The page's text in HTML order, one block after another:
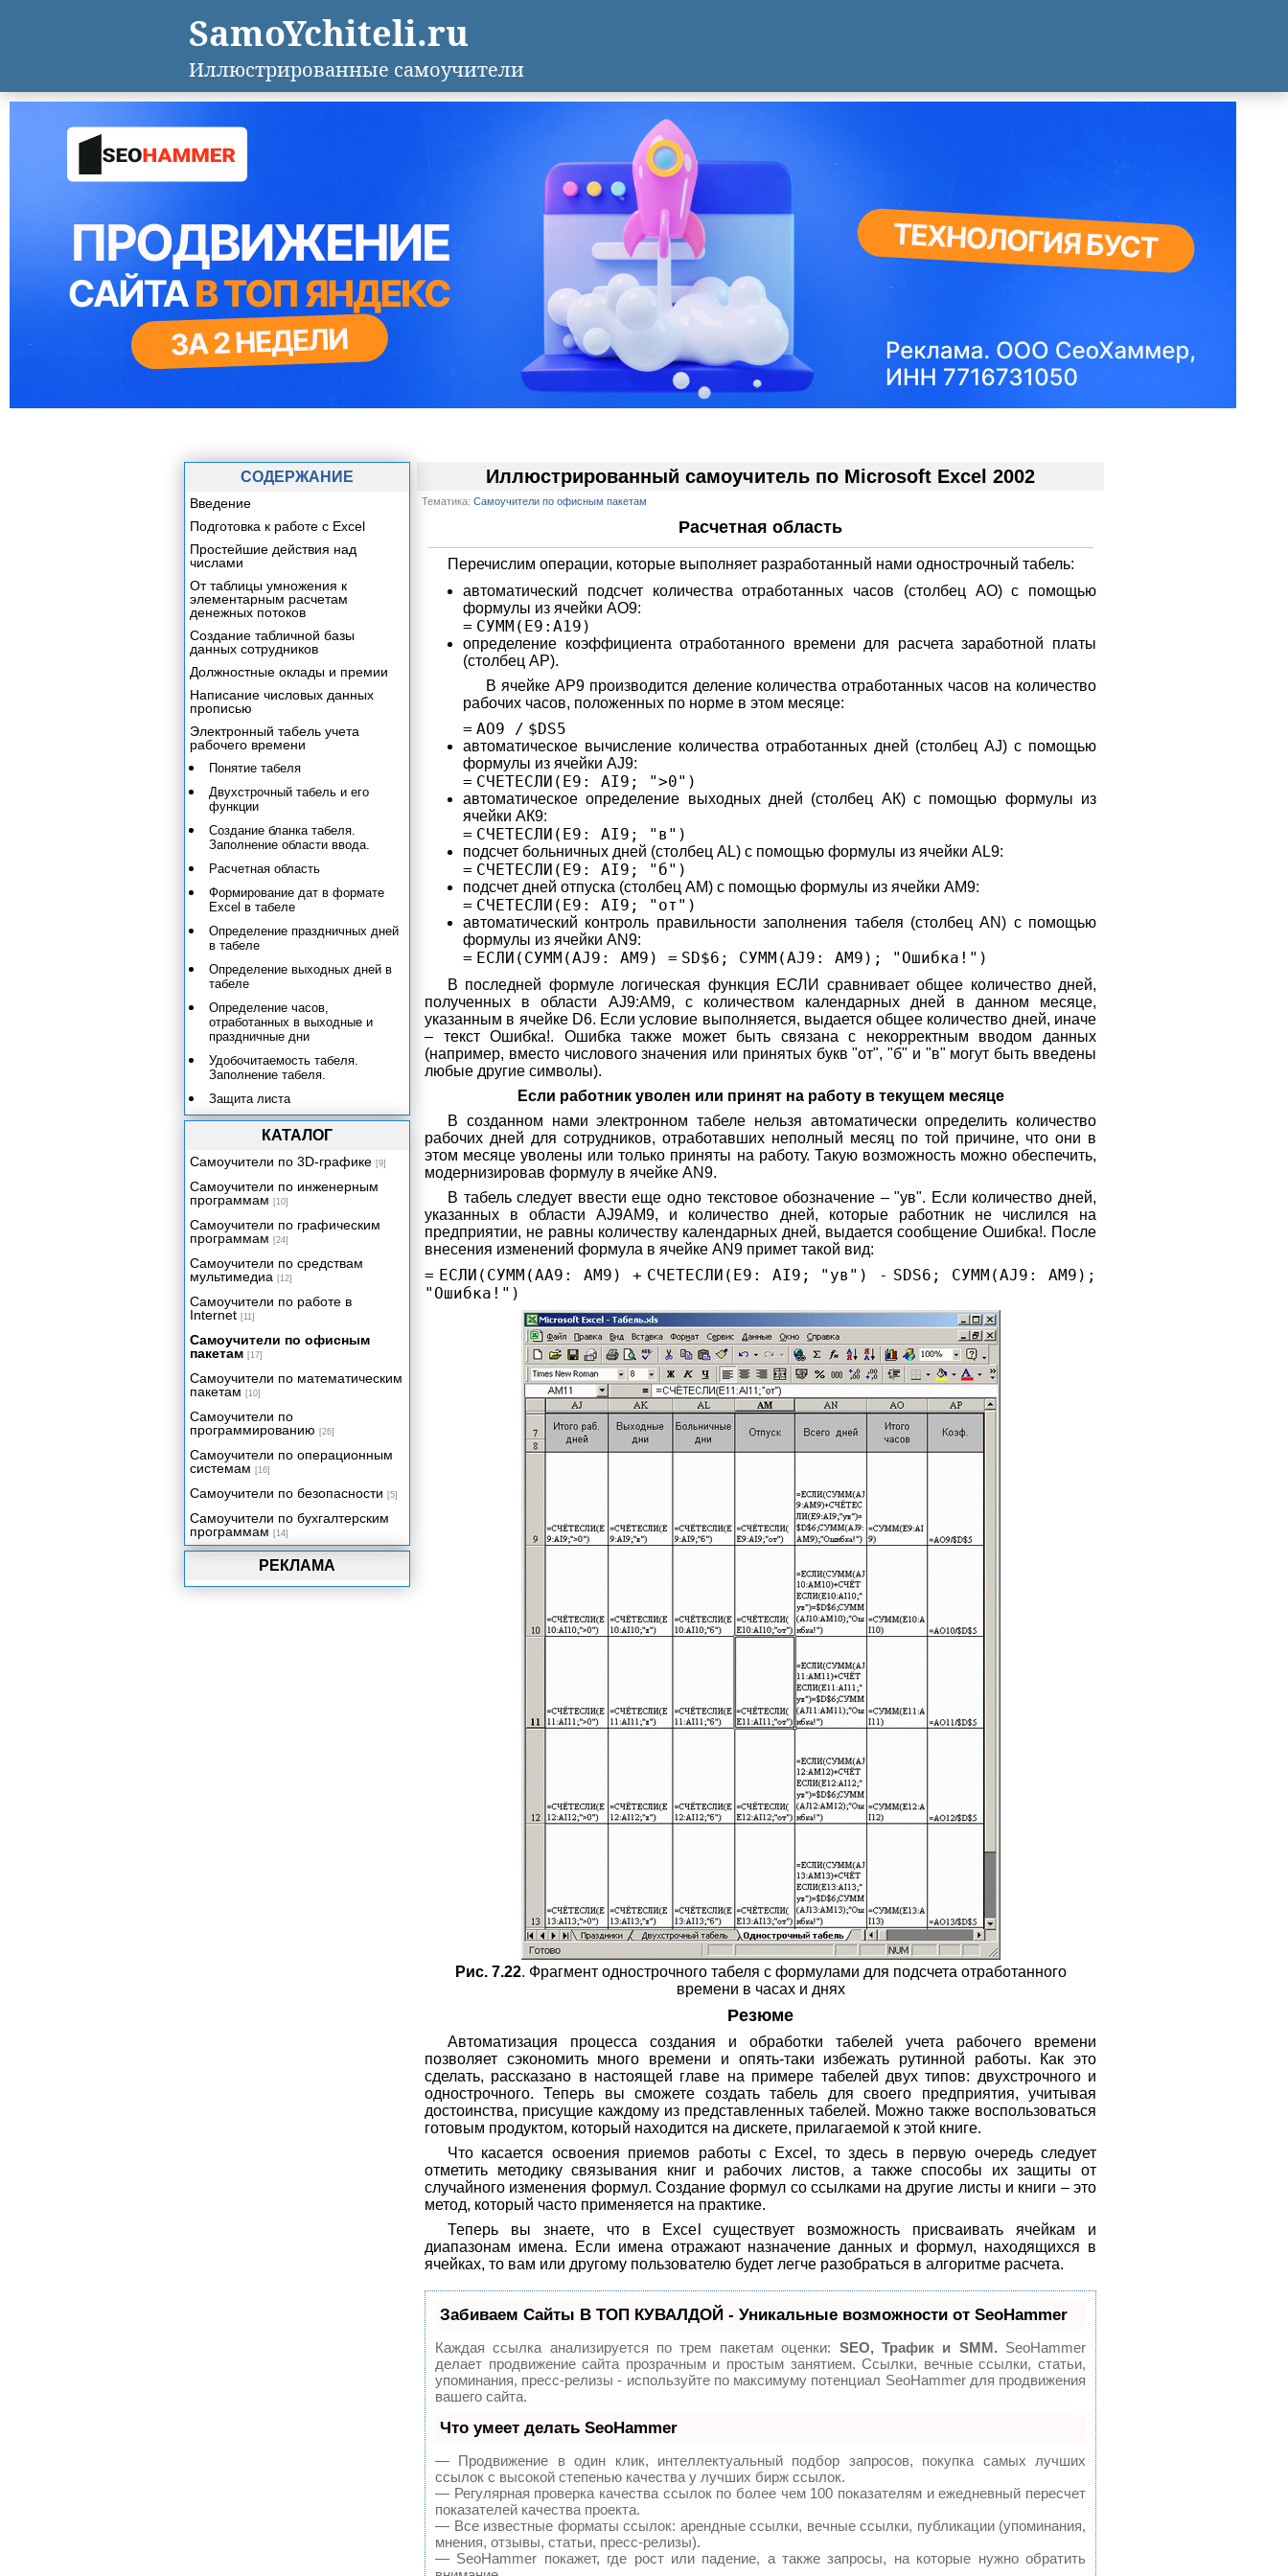
Иллюстрированный самоучитель по Microsoft Excel 2002
Тематика: Самоучители по офисным пакетам
Расчетная область
Перечислим операции, которые выполняет разработанный нами однострочный табель:
автоматический подсчет количества отработанных часов (столбец АО) с помощью
формулы из ячейки АО9:
= СУММ(E9:A19)
определение коэффициента отработанного времени для расчета заработной платы
(столбец АР).
В ячейке АР9 производится деление количества отработанных часов на количество
рабочих часов, положенных по норме в этом месяце:
= AO9 / $DS5
автоматическое вычисление количества отработанных дней (столбец AJ) с помощью
формулы из ячейки AJ9:
= СЧЕТЕСЛИ(E9: AI9; ">0" )
автоматическое определение выходных дней (столбец АК) с помощью формулы из
ячейки АК9:
= СЧЕТЕСЛИ(E9: AI9; "в" )
подсчет больничных дней (столбец AL) с помощью формулы из ячейки AL9:
= СЧЕТЕСЛИ(E9: AI9; "б" )
подсчет дней отпуска (столбец AM) с помощью формулы из ячейки АМ9:
= СЧЕТЕСЛИ(E9: AI9; "от" )
автоматический контроль правильности заполнения табеля (столбец AN) с помощью
формулы из ячейки AN9:
= ЕСЛИ(СУММ(AJ9: AM9) = SD$6 ; СУММ(AJ9: AM9); "Ошибка!" )
В последней формуле логическая функция ЕСЛИ сравнивает общее количество дней,
полученных в области AJ9:AM9, с количеством календарных дней в данном месяце,
указанным в ячейке D6. Если условие выполняется, выдается общее количество дней, иначе
– текст Ошибка!. Ошибка также может быть связана с некорректным вводом данных
(например, вместо числового значения или принятых букв "от", "б" и "в" могут быть введены
любые другие символы).
Если работник уволен или принят на работу в текущем месяце
В созданном нами электронном табеле нельзя автоматически определить количество
рабочих дней для сотрудников, отработавших неполный месяц по той причине, что они в
этом месяце уволены или только приняты на работу. Такую возможность можно обеспечить,
модернизировав формулу в ячейке AN9.
В табель следует ввести еще одно текстовое обозначение – "ув". Если количество дней,
указанных в области AJ9AM9, и количество дней, которые работник не числился на
предприятии, не равны количеству календарных дней, выдается сообщение Ошибка!. После
внесения изменений формула в ячейке AN9 примет такой вид:
= ЕСЛИ(СУММ(AA9: AM9) + СЧЕТЕСЛИ(E9: AI9; "ув" ) - SDS6; СУММ(AJ9: AM9);
"Ошибка!" )
Рис. 7.22. Фрагмент однострочного табеля с формулами для подсчета отработанного
времени в часах и днях
Резюме
Автоматизация процесса создания и обработки табелей учета рабочего времени
позволяет сэкономить много времени и опять-таки избежать рутинной работы. Как это
сделать, рассказано в настоящей главе на примере табелей двух типов: двухстрочного и
однострочного. Теперь вы сможете создать табель для своего предприятия, учитывая
достоинства, присущие каждому из представленных табелей. Можно также воспользоваться
готовым продуктом, который находится на дискете, прилагаемой к этой книге.
Что касается освоения приемов работы с Excel, то здесь в первую очередь следует
отметить методику связывания книг и рабочих листов, а также способы их защиты от
случайного изменения формул. Создание формул со ссылками на другие листы и книги – это
метод, который часто применяется на практике.
Теперь вы знаете, что в Excel существует возможность присваивать ячейкам и
диапазонам имена. Если имена отражают назначение данных и формул, находящихся в
ячейках, то вам или другому пользователю будет легче разобраться в алгоритме расчета.
Забиваем Сайты В ТОП КУВАЛДОЙ - Уникальные возможности от SeoHammer
Каждая ссылка анализируется по трем пакетам оценки: SEO, Трафик и SMM. SeoHammer
делает продвижение сайта прозрачным и простым занятием. Ссылки, вечные ссылки, статьи,
упоминания, пресс-релизы - используйте по максимуму потенциал SeoHammer для продвижения
вашего сайта.
Что умеет делать SeoHammer
— Продвижение в один клик, интеллектуальный подбор запросов, покупка самых лучших
ссылок с высокой степенью качества у лучших бирж ссылок.
— Регулярная проверка качества ссылок по более чем 100 показателям и ежедневный пересчет
показателей качества проекта.
— Все известные форматы ссылок: арендные ссылки, вечные ссылки, публикации (упоминания,
мнения, отзывы, статьи, пресс-релизы).
— SeoHammer покажет, где рост или падение, а также запросы, на которые нужно обратить
РЕКЛАМА
СОДЕРЖАНИЕ
Введение
Подготовка к работе с Excel
Простейшие действия над
числами
От таблицы умножения к
элементарным расчетам
денежных потоков
Создание табличной базы
данных сотрудников
Должностные оклады и премии
Написание числовых данных
прописью
Электронный табель учета
рабочего времени
Понятие табеля
Двухстрочный табель и его
функции
Создание бланка табеля.
Заполнение области ввода.
Расчетная область
Формирование дат в формате
Excel в табеле
Определение праздничных дней
в табеле
Определение выходных дней в
табеле
Определение часов,
отработанных в выходные и
праздничные дни
Удобочитаемость табеля.
Заполнение табеля.
Защита листа
Однострочный табель
количества рабочих часов
Заполнение области ввода
Расчетная область
Учет и налогообложение доходов
физических лиц
Учет доходов и расходов в быту и
бизнесе
Функции рабочего листа
КАТАЛОГ
Самоучители по 3D-графике [9]
Самоучители по инженерным
программам [10]
Самоучители по графическим
программам [24]
Самоучители по средствам
мультимедиа [12]
Самоучители по работе в
Internet [11]
Самоучители по офисным
пакетам [17]
Самоучители по математическим
пакетам [10]
Самоучители по
программированию [26]
Самоучители по операционным
системам [16]
Самоучители по безопасности [5]
Самоучители по бухгалтерским
программам [14]
SamoYchiteli.ru
Иллюстрированные самоучители